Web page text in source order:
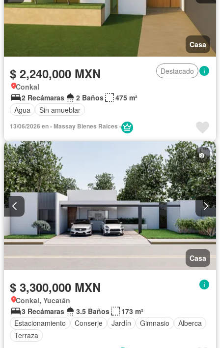
Casa
$ 2,240,000 MXN
Destacado
Conkal
2 Recámaras
2 Baños
475 m²
Agua
Sin amueblar
13/06/2026 en - Massay Bienes Raices -
Casa
$ 3,300,000 MXN
Conkal, Yucatán
3 Recámaras
3.5 Baños
173 m²
Estacionamiento
Conserje Jardín Gimnasio
Alberca
Terraza